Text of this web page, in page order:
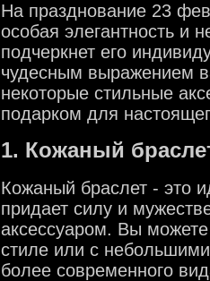
На празднование 23
особая элегантность и
подчеркнет его
чудесным выражением
некоторые стильные
подарком для
1. Кожаный
Кожаный браслет - это
придает силу и
аксессуаром. Вы
стиле или с
более современного